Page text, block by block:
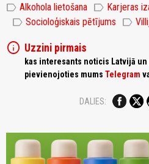
label Alkohola lietošana label Karjeras
label Socioloģiskais pētījums label
info Uzzini pirmais
kas interesants noticis Latvijā un
pievienojoties mums Telegram
DALIES: